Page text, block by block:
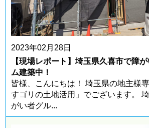
埼玉県吉川市に自社ビルを建築
2023年02月28日
【現場レポート】埼玉県久喜市で障
ム建築中！
皆様、こんにちは！ 埼玉県の地主様
すゴリの土地活用」でございます。
がい者グル...